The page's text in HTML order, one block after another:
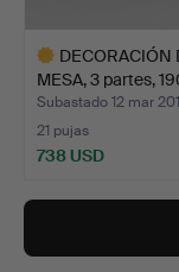
DECORACIÓN
MESA, 3 partes,
i…
Subastado 12 mar
21 pujas
738 USD
seleccionado